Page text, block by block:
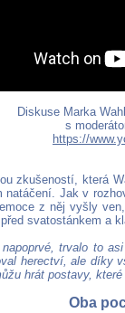
Diskuse Marka
s
https://
zkušeností, která
natáčení. Jak v
z něj vyšly
svatostánkem a
trvalo to
herectví, ale díky
hrát postavy,
Oba